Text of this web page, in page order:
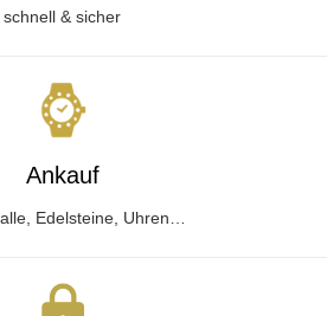
schnell & sicher
Ankauf
Edelsteine, Uhren…